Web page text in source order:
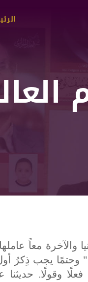
Main
والآخرة معاً
وحتمًا يجب ذِكرُ
وقولًا.